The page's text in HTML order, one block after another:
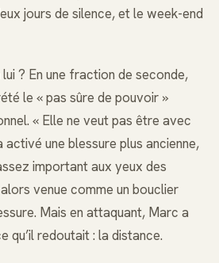
jours de silence, et le week-end
lui ? En une fraction de seconde,
le « pas sûre de pouvoir »
« Elle ne veut pas être avec
activé une blessure plus ancienne,
important aux yeux des
venue comme un bouclier
Mais en attaquant, Marc a
qu’il redoutait : la distance.